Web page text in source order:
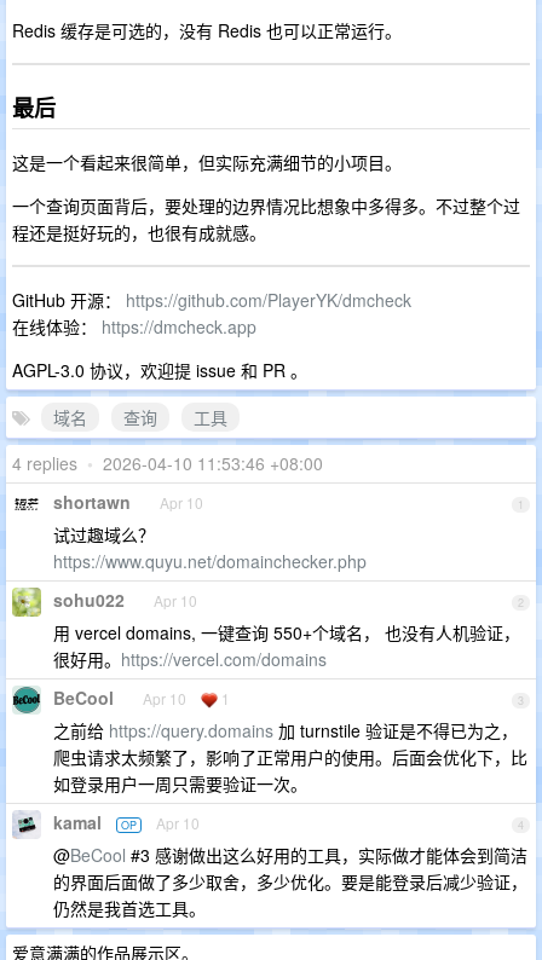
Redis 缓存是可选的，没有 Redis 也可以正常运行。
最后
这是一个看起来很简单，但实际充满细节的小项目。
一个查询页面背后，要处理的边界情况比想象中多得多。不过整个过
程还是挺好玩的，也很有成就感。
GitHub 开源： https://github.com/PlayerYK/dmcheck
在线体验： https://dmcheck.app
AGPL-3.0 协议，欢迎提 issue 和 PR 。
域名
查询
工具
4 replies • 2026-04-10 11:53:46 +08:00
1
shortawn Apr 10
试过趣域么？
https://www.quyu.net/domainchecker.php
2
sohu022 Apr 10
用 vercel domains, 一键查询 550+个域名， 也没有人机验证，
很好用。 https://vercel.com/domains
3
BeCool Apr 10 1
之前给 https://query.domains 加 turnstile 验证是不得已为之，
爬虫请求太频繁了，影响了正常用户的使用。后面会优化下，比
如登录用户一周只需要验证一次。
4
kamal OP Apr 10
@BeCool #3 感谢做出这么好用的工具，实际做才能体会到简洁
的界面后面做了多少取舍，多少优化。要是能登录后减少验证，
仍然是我首选工具。
爱意满满的作品展示区。